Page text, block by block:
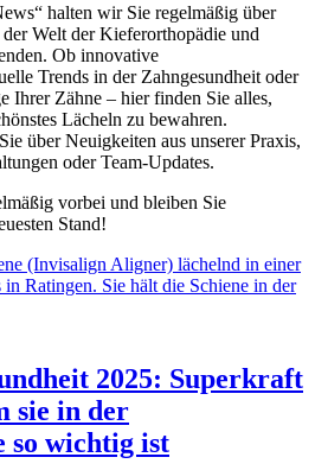
halten wir Sie regelmäßig über
Welt der Kieferorthopädie und
Ob innovative
Trends in der Zahngesundheit oder
Ihrer Zähne – hier finden Sie alles,
Lächeln zu bewahren.
über Neuigkeiten aus unserer Praxis,
oder Team-Updates.
vorbei und bleiben Sie
Stand!
2025: Superkraft
sie in der
so wichtig ist